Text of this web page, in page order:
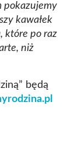
pokazujemy
kawałek
które po raz
niż
będą